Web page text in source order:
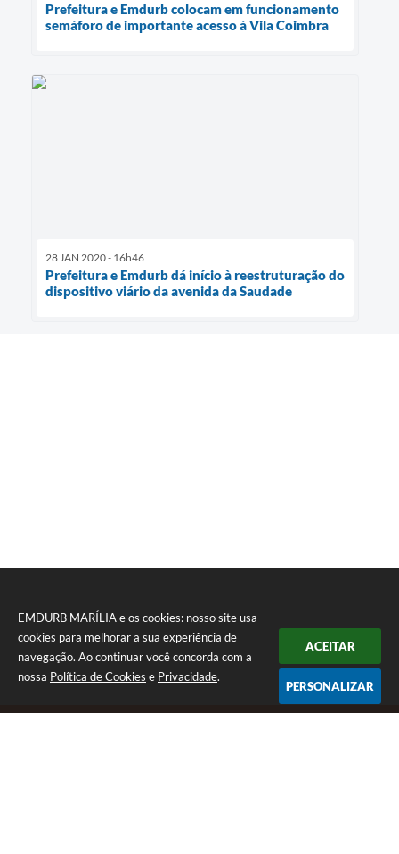
EMDURB MARÍLIA e os cookies: nosso site usa
cookies para melhorar a sua experiência de
navegação. Ao continuar você concorda com a
nossa Política de Cookies e Privacidade.
ACEITAR
PERSONALIZAR
Prefeitura e Emdurb colocam em funcionamento
semáforo de importante acesso à Vila Coimbra
28 JAN 2020 - 16h46
Prefeitura e Emdurb dá início à reestruturação do
dispositivo viário da avenida da Saudade